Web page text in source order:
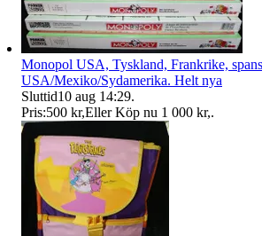
Monopol USA, Tyskland, Frankrike,
USA/Mexiko/Sydamerika. Helt nya
Sluttid10 aug 14:29.
Pris:500 kr,Eller Köp nu 1 000 kr,.